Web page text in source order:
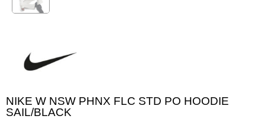
NIKE W NSW PHNX FLC STD PO HOODIE
SAIL/BLACK